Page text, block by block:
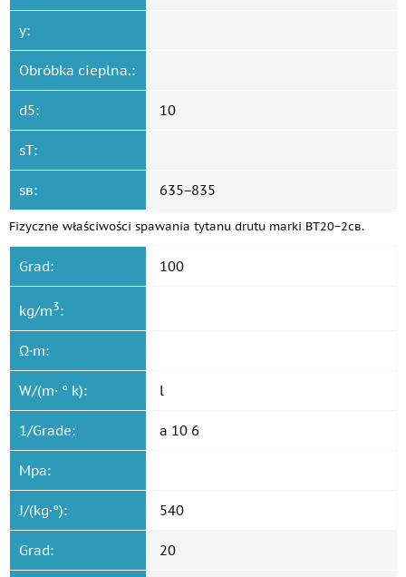
y:
Obróbka cieplna.:
d5: 10
sT:
ѕв: 635−835
Fizyczne właściwości spawania tytanu drutu marki ВТ20−2св.
Grad: 100
kg/m3:
Ω·m:
W/(m· ° k): l
1/Grade: a 10 6
Mpa:
J/(kg·°): 540
Grad: 20